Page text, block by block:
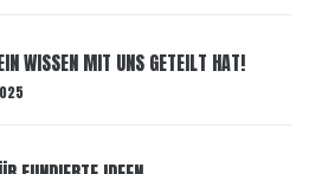
WISSEN MIT UNS GETEILT HAT!